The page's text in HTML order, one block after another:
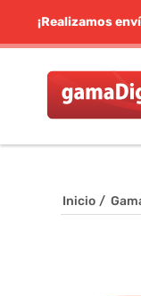
¡Realizamos
Inicio /